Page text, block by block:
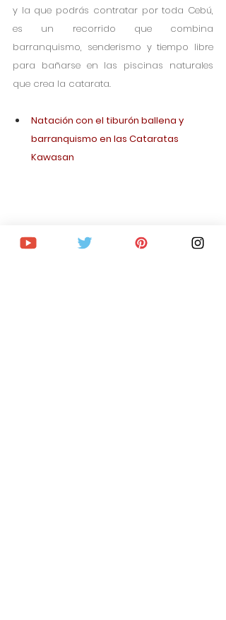
y la que podrás contratar por toda Cebú,
es un recorrido que combina
barranquismo, senderismo y tiempo libre
para bañarse en las piscinas naturales
que crea la catarata.
Natación con el tiburón ballena y
barranquismo en las Cataratas
Kawasan